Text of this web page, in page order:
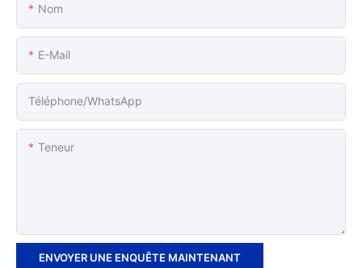
Nom
E-Mail
Téléphone/WhatsApp
Teneur
ENVOYER UNE ENQUÊTE MAINTENANT